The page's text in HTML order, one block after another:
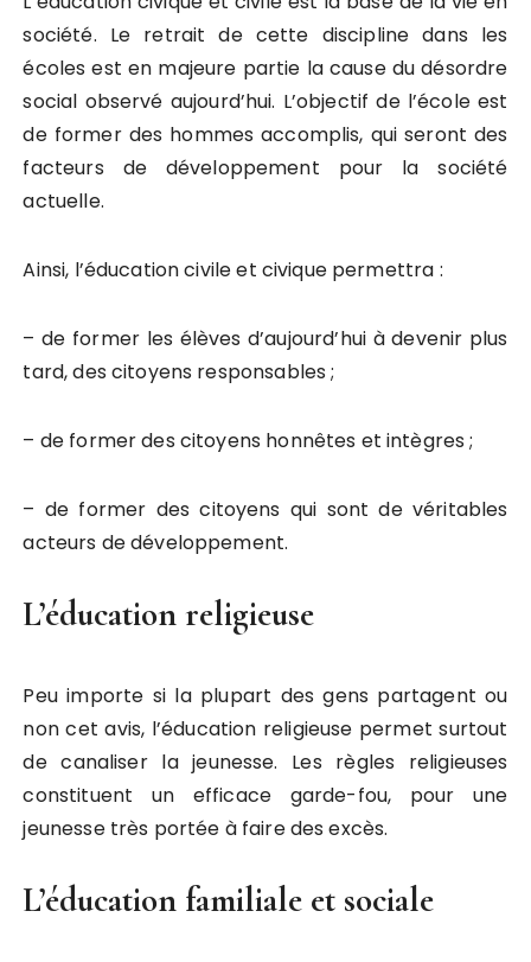
société. Le retrait de cette discipline dans les
écoles est en majeure partie la cause du désordre
social observé aujourd’hui. L’objectif de l’école est
de former des hommes accomplis, qui seront des
facteurs de développement pour la société
actuelle.
Ainsi, l’éducation civile et civique permettra :
– de former les élèves d’aujourd’hui à devenir plus
tard, des citoyens responsables ;
– de former des citoyens honnêtes et intègres ;
– de former des citoyens qui sont de véritables
acteurs de développement.
L’éducation religieuse
Peu importe si la plupart des gens partagent ou
non cet avis, l’éducation religieuse permet surtout
de canaliser la jeunesse. Les règles religieuses
constituent un efficace garde-fou, pour une
jeunesse très portée à faire des excès.
L’éducation familiale et sociale